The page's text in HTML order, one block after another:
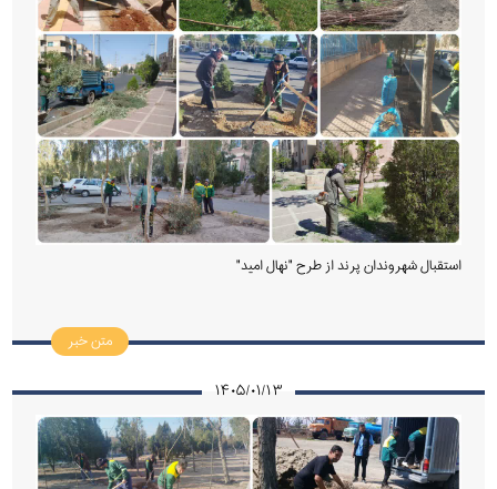
استقبال شهروندان پرند از طرح "نهال امید"
متن خبر
۱۴۰۵/۰۱/۱۳